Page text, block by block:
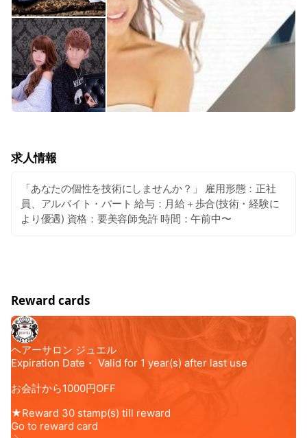
求人情報
「あなたの個性を技術にしませんか？」 雇用形態：正社
員、アルバイト・パート 給与：月給＋歩合(技術・経験に
より優遇) 資格：要美容師免許 時間：午前中〜
Reward cards